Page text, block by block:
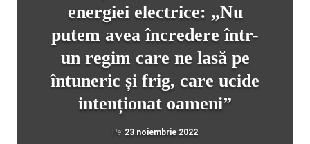
energiei electrice: „Nu
putem avea încredere într-
un regim care ne lasă pe
întuneric și frig, care ucide
intenționat oameni”
Pe 23 noiembrie 2022